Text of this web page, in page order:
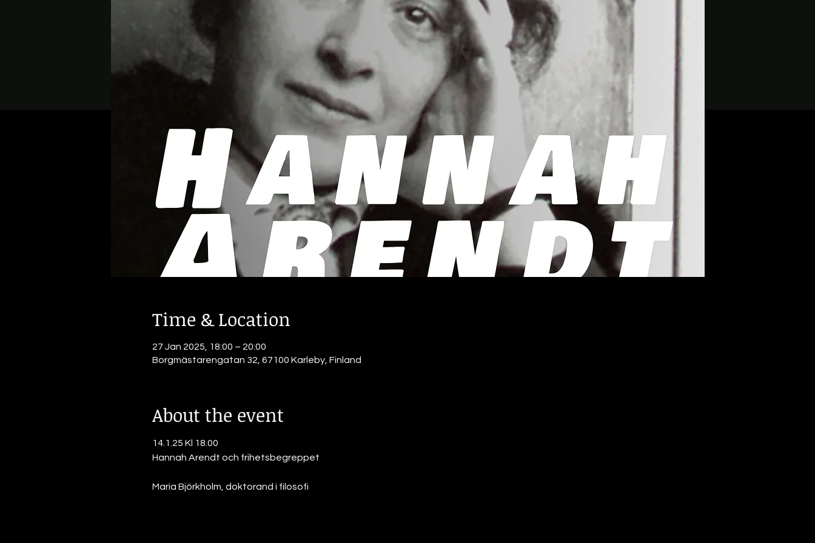
Time & Location
27 Jan 2025, 18:00 – 20:00
Borgmästarengatan 32, 67100 Karleby, Finland
About the event
14.1.25 Kl 18.00
Hannah Arendt och frihetsbegreppet
Maria Björkholm, doktorand i filosofi